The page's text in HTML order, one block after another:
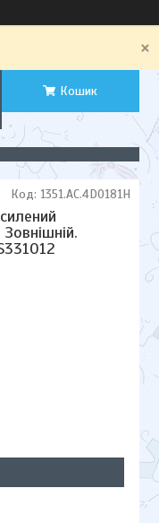
Кошик
Код: 1351.AC.4D0181H